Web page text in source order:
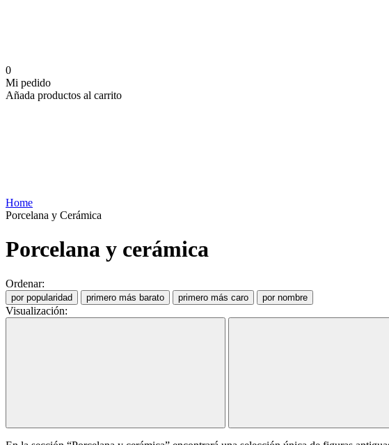
0
Mi pedido
Añada productos al carrito
Home
Porcelana y Cerámica
Porcelana y cerámica
Ordenar:
por popularidad primero más barato primero más caro por nombre
Visualización: